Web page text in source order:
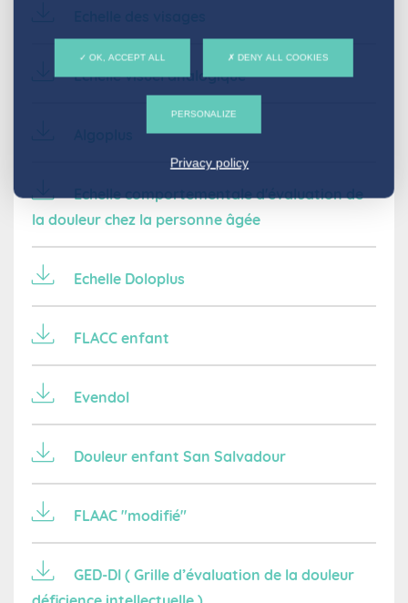
Echelle visuel analogique
Echelle comportementale d'évaluation de
la douleur chez la personne âgée
Echelle Doloplus
FLACC enfant
Evendol
Douleur enfant San Salvadour
FLAAC "modifié"
GED-DI ( Grille d’évaluation de la douleur
OK, ACCEPT ALL DENY ALL COOKIES
PERSONALIZE
Privacy policy